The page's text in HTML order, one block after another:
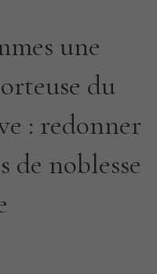
une
du
: redonner
de noblesse